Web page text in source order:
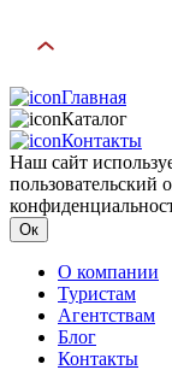
Главная
Каталог
Контакты
Наш сайт
Ок
О компании
Туристам
Агентствам
Блог
Контакты